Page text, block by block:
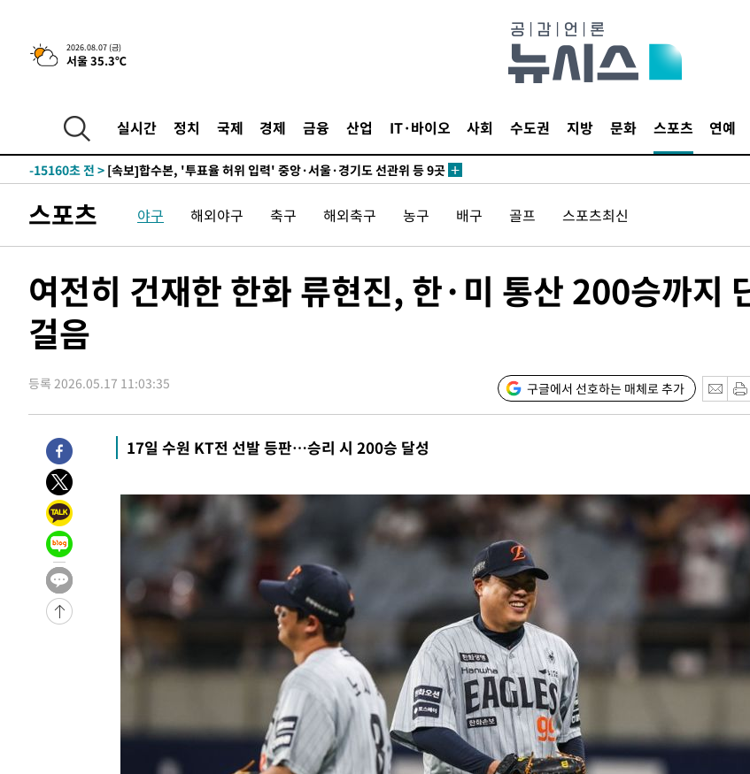
2026.08.07 (금)
서울 35.3℃
실시간 정치 국제 경제 금융 산업 IT·바이오 사회 수도권 지방 문화 스포츠 연예
-18322초 전 >민주 콩고 에볼라환자 4천명 돌파, 4053명 발생 1850명 사망
-17572초 전 >[속보]'300억원대 사기 혐의' 차가원 대표 구속 송치
-15279초 전 >
[속보]경찰·노동부, HL만도 평택사업장 끼임 사망 관련 압수수색
-15160초 전 >
압수수색
-14915초 전 > [속보]원·달러 환율, 오전 9시 1423.8원
-14697초 전 >
[속보]코스닥, 5.95포인트(0.74%) 상승한 807.62개장
-14665초 전 >[속보]코스피, 6300선 재탈환…1.09% 오른 6365.07 개장
태
-11128초 전 >입추에도 극한더위…서울 낮 39도 '폭염중대경보'
-6092초 전 >
례 큰 폭발음
-4807초 전 >
-658초 전 >[속보] 뉴욕증시, 일제 하락 마감…나스닥 0.06%↓
-29391초 전 >[속보]국힘 윤리위, '돌려차기 발언' 진종오·서범수 징계 절차 개시
-24716초 전 >
[속보] 7월 중국 수출 23.9%↑ 수입 27.5%↑…무역총액
25.3%↑
-21876초 전 >
-21742초 전 >
[속보]종합특검, '관저이전 봐주기 감사' 유병호 구속기소
-18342초 전 >
민주 콩고 에볼라환자 4천명 돌파, 4053명 발생 1850명 사망
-17592초 전 >
[속보]'300억원대 사기 혐의' 차가원 대표 구속 송치
-16786초 전 >
"미 전국적 살모네라 식중독 원인은 멕시코산 할라피뇨"-- CDC
-15299초 전 >
[속보]경찰·노동부, HL만도 평택사업장 끼임 사망 관련 압수수색
-15180초 전 >
[속보]합수본, '투표율 허위 입력' 중앙·서울·경기도 선관위 등 9곳
[속보]원·달러 환율, 오전 9시 1423.8원
[속보]삼성전자·SK하이닉스 동반 강보합…1%대 상승 출발
[속보]코스닥, 5.95포인트(0.74%) 상승한 807.62개장
[속보]코스피, 6300선 재탈환…1.09% 오른 6365.07 개장
시리아 다마스쿠스 교외에서 미니버스 폭발.. 14명 부상, 3명은 중
입추에도 극한더위…서울 낮 39도 '폭염중대경보'
스포츠 야구 해외야구 축구 해외축구 농구 배구 골프 스포츠최신
여전히 건재한 한화 류현진, 한·미 통산 200승까지
걸음
등록 2026.05.17 11:03:35 구글에서 선호하는 매체로 추가
17일 수원 KT전 선발 등판…승리 시 200승 달성